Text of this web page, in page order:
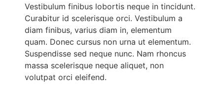
Vestibulum finibus lobortis neque in tincidunt.
Curabitur id scelerisque orci. Vestibulum a
diam finibus, varius diam in, elementum
quam. Donec cursus non urna ut elementum.
Suspendisse sed neque nunc. Nam rhoncus
massa scelerisque neque aliquet, non
volutpat orci eleifend.